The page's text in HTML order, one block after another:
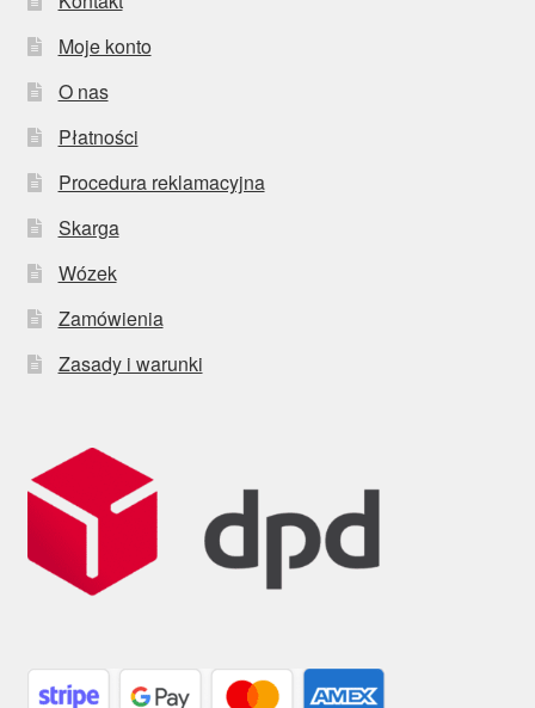
Moje konto
O nas
Płatności
Procedura reklamacyjna
Skarga
Wózek
Zamówienia
Zasady i warunki